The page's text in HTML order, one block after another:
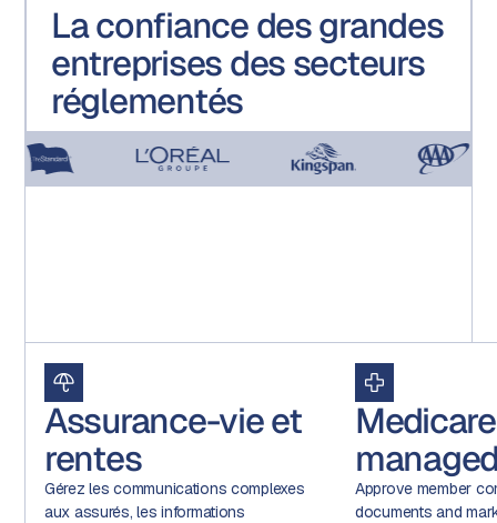
La confiance des grandes
entreprises des secteurs
réglementés
Assurance-vie et
rentes
Gérez les communications complexes
aux assurés, les informations
Approve member
documents and